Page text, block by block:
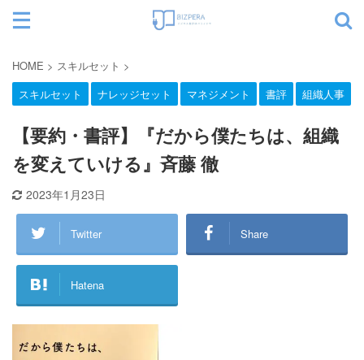
カテゴリー
HOME > スキルセット >
スキルセット
ナレッジセット マネジメント 書評 組織人事
【要約・書評】『だから僕たちは、組織
を変えていける』斉藤 徹
2023年1月23日
Twitter Share
Hatena